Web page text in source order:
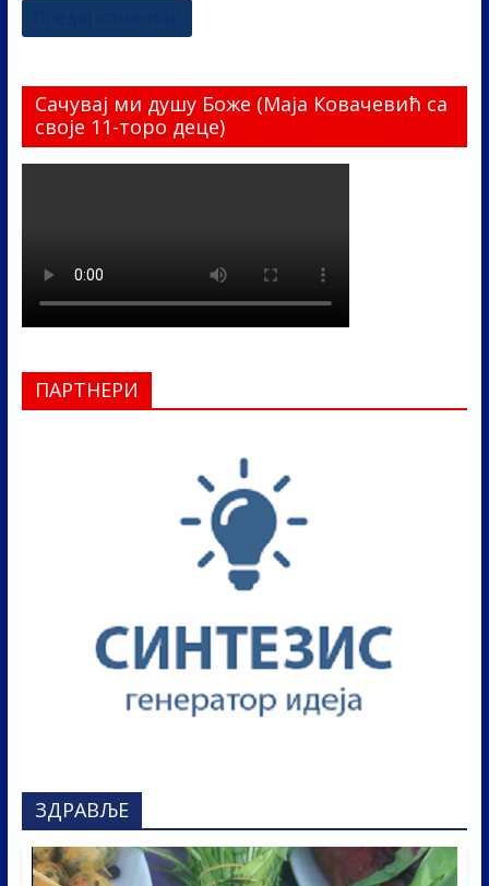
Сачувај ми душу Боже (Маја Ковачевић са
своје 11-торо деце)
ПАРТНЕРИ
ЗДРАВЉЕ